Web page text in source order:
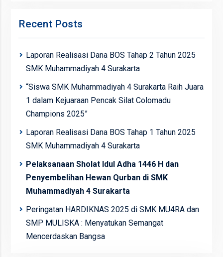
Recent Posts
Laporan Realisasi Dana BOS Tahap 2 Tahun 2025
SMK Muhammadiyah 4 Surakarta
“Siswa SMK Muhammadiyah 4 Surakarta Raih Juara
1 dalam Kejuaraan Pencak Silat Colomadu
Champions 2025”
Laporan Realisasi Dana BOS Tahap 1 Tahun 2025
SMK Muhammadiyah 4 Surakarta
Pelaksanaan Sholat Idul Adha 1446 H dan
Penyembelihan Hewan Qurban di SMK
Muhammadiyah 4 Surakarta
Peringatan HARDIKNAS 2025 di SMK MU4RA dan
SMP MULISKA : Menyatukan Semangat
Mencerdaskan Bangsa